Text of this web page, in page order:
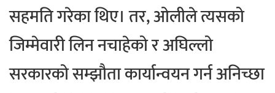
सहमति गरेका थिए। तर, ओलीले त्यसको
जिम्मेवारी लिन नचाहेको र अघिल्लो
सरकारको सम्झौता कार्यान्वयन गर्न अनिच्छा